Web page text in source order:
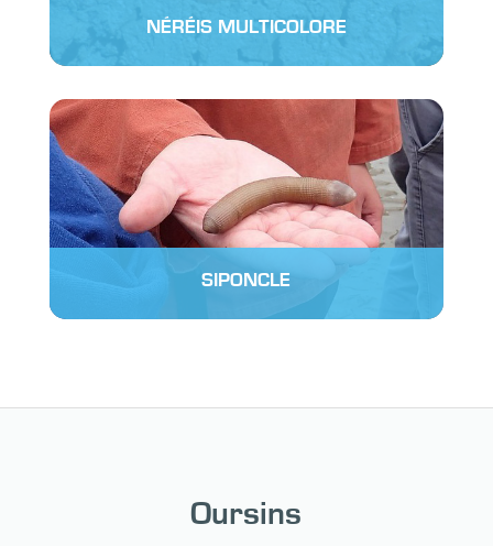
NÉRÉIS MULTICOLORE
SIPONCLE
Oursins